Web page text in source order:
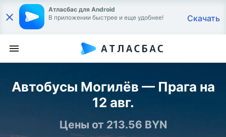
Атласбас для Android
В приложении быстрее и еще удобнее!
Скачать
Автобусы Могилёв — Прага на
12 авг.
Цены от 213.56 BYN